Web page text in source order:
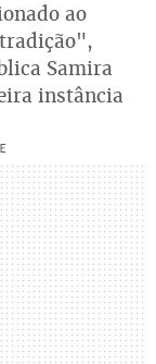
ao
Samira
instância